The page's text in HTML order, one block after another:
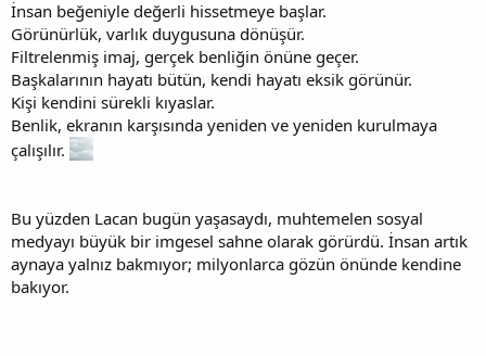
İnsan beğeniyle değerli hissetmeye başlar.
Görünürlük, varlık duygusuna dönüşür.
Filtrelenmiş imaj, gerçek benliğin önüne geçer.
Başkalarının hayatı bütün, kendi hayatı eksik görünür.
Kişi kendini sürekli kıyaslar.
Benlik, ekranın karşısında yeniden ve yeniden kurulmaya
çalışılır.
Bu yüzden Lacan bugün yaşasaydı, muhtemelen sosyal
medyayı büyük bir imgesel sahne olarak görürdü. İnsan artık
aynaya yalnız bakmıyor; milyonlarca gözün önünde kendine
bakıyor.